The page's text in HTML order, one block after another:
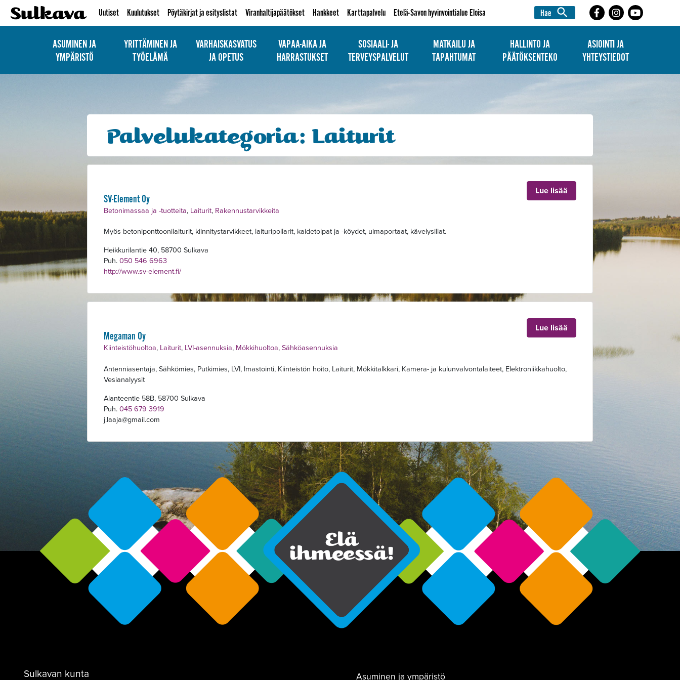
Uutiset Kuulutukset Pöytäkirjat ja esityslistat Viranhaltijapäätökset Hankkeet Karttapalvelu Etelä-Savon hyvinvointialue Eloisa Hae search
ASUMINEN JA
YMPÄRISTÖ
YRITTÄMINEN JA
TYÖELÄMÄ
VARHAISKASVATUS
JA OPETUS
VAPAA-AIKA JA
HARRASTUKSET
SOSIAALI- JA
TERVEYSPALVELUT
MATKAILU JA
TAPAHTUMAT
HALLINTO JA
PÄÄTÖKSENTEKO
ASIOINTI JA
YHTEYSTIEDOT
Palvelukategoria: Laiturit
SV-Element Oy
Betonimassaa ja -tuotteita, Laiturit, Rakennustarvikkeita
Lue lisää
Myös betoniponttoonilaiturit, kiinnitystarvikkeet, laituripollarit, kaidetolpat ja -köydet, uimaportaat, kävelysillat.
Heikkurilantie 40, 58700 Sulkava
Puh.050 546 6963
http://www.sv-element.fi/
Megaman Oy
Kiinteistöhuoltoa, Laiturit, LVI-asennuksia, Mökkihuoltoa,Sähköasennuksia
Lue lisää
Antenniasentaja, Sähkömies, Putkimies, LVI, lmastointi, Kiinteistön hoito, Laiturit, Mökkitalkkari, Kamera- ja kulunvalvontalaiteet, Elektroniikkahuolto,
Vesianalyysit
Alanteentie 58B, 58700 Sulkava
Puh.045 679 3919
j.laaja gmail.com
Sulkavan kunta Asuminen ja ympäristö